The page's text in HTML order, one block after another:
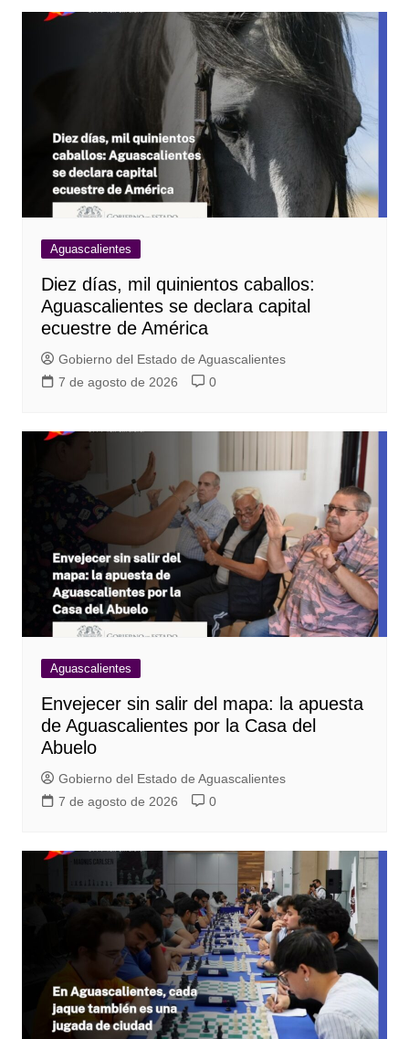
Aguascalientes
Diez días, mil quinientos caballos:
Aguascalientes se declara capital
ecuestre de América
Gobierno del Estado de Aguascalientes
7 de agosto de 2026
0
Aguascalientes
Envejecer sin salir del mapa: la apuesta
de Aguascalientes por la Casa del
Abuelo
Gobierno del Estado de Aguascalientes
7 de agosto de 2026
0